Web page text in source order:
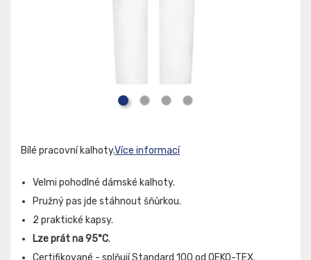
Bílé pracovní kalhoty.Více informací
Velmi pohodlné dámské kalhoty.
Pružný pas jde stáhnout šňůrkou.
2 praktické kapsy.
Lze prát na 95°C.